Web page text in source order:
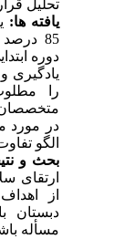
تحلیل
یافته ها:
85
دوره
یادگیری
را
متخصصان
در مورد
الگو
بحث و
ارتقای
از
دبستان
مسأله